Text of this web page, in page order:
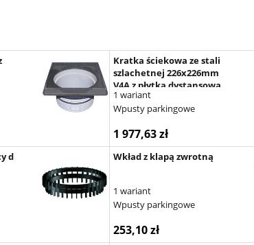
Kratka ściekowa ze stali
szlachetnej 226x226mm
V4A z płytką dystansową
1 wariant
Wpusty parkingowe
1 977,63 zł
d
Wkład z klapą zwrotną
1 wariant
Wpusty parkingowe
253,10 zł